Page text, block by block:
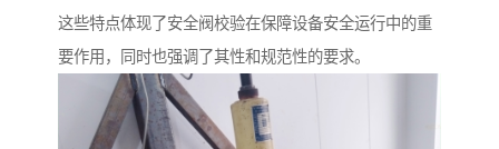
这些特点体现了安全阀校验在保障设备安全运行中的重
要作用，同时也强调了其性和规范性的要求。